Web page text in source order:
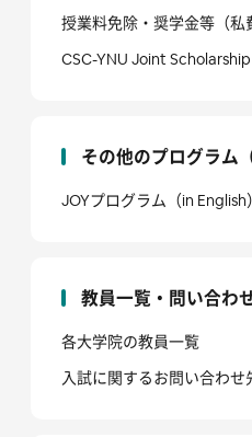
授業料免除・奨学金等（私
CSC-YNU Joint
その他のプログラム
JOYプログラム（in English）
教員一覧・問い合わ
各大学院の教員一覧
入試に関するお問い合わせ